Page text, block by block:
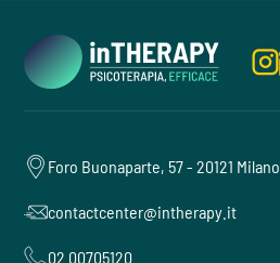
Foro Buonaparte, 57 - 20121 Milano
contactcenter@intherapy.it
02 00705120